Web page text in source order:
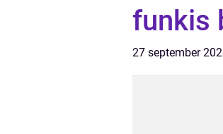
funkis
27 september